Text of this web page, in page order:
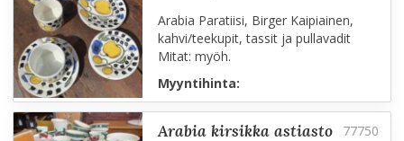
Arabia Paratiisi, Birger Kaipiainen,
kahvi/teekupit, tassit ja pullavadit
Mitat: myöh.
Myyntihinta:
arabia kirsikka astiasto